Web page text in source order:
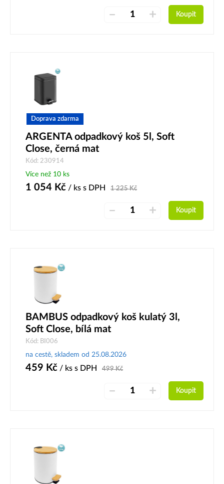
– + Koupit
Doprava zdarma
ARGENTA odpadkový koš 5l, Soft
Close, černá mat
Kód: 230914
Více než 10 ks
1 054 Kč / ks s DPH 1 225Kč
– + Koupit
BAMBUS odpadkový koš kulatý 3l,
Soft Close, bílá mat
Kód: BI006
na cestě, skladem od 25.08.2026
459 Kč / ks s DPH 499Kč
– + Koupit